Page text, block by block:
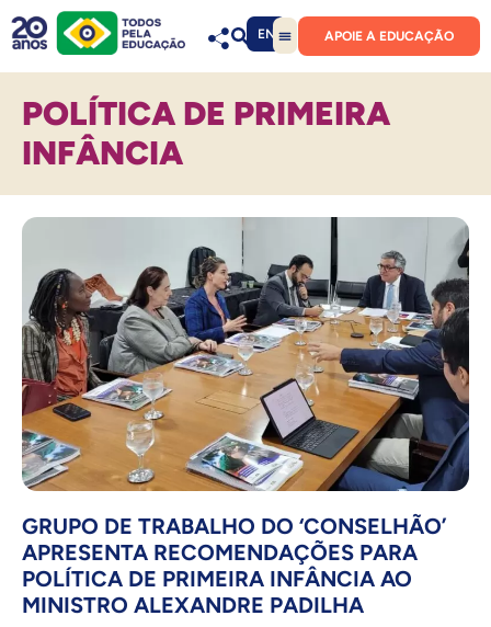
EN APOIE A EDUCAÇÃO
POLÍTICA DE PRIMEIRA
INFÂNCIA
GRUPO DE TRABALHO DO ‘CONSELHÃO’
APRESENTA RECOMENDAÇÕES PARA
POLÍTICA DE PRIMEIRA INFÂNCIA AO
MINISTRO ALEXANDRE PADILHA